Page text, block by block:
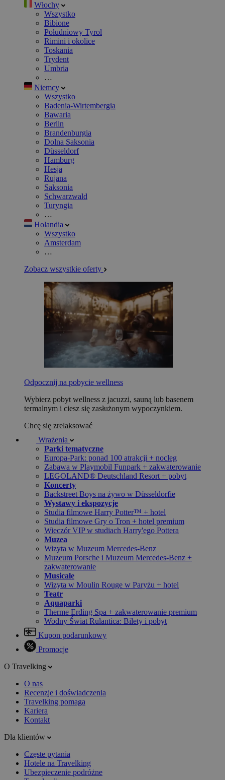
Włochy
Wszystko
Bibione
Południowy Tyrol
Rimini i okolice
Toskania
Trydent
Umbria
…
Niemcy
Wszystko
Badenia-Wirtembergia
Bawaria
Berlin
Brandenburgia
Dolna Saksonia
Düsseldorf
Hamburg
Hesja
Rujana
Saksonia
Schwarzwald
Turyngia
…
Holandia
Wszystko
Amsterdam
…
Zobacz wszystkie oferty
Odpocznij na pobycie wellness
Wybierz pobyt wellness z jacuzzi, sauną lub basenem
termalnym i ciesz się zasłużonym wypoczynkiem.
Chcę się zrelaksować
Wrażenia
Parki tematyczne
Europa-Park: ponad 100 atrakcji + nocleg
Zabawa w Playmobil Funpark + zakwaterowanie
LEGOLAND® Deutschland Resort + pobyt
Koncerty
Backstreet Boys na żywo w Düsseldorfie
Wystawy i ekspozycje
Studia filmowe Harry Potter™ + hotel
Studia filmowe Gry o Tron + hotel premium
Wieczór VIP w studiach Harry'ego Pottera
Muzea
Wizyta w Muzeum Mercedes-Benz
Muzeum Porsche i Muzeum Mercedes-Benz +
zakwaterowanie
Musicale
Wizyta w Moulin Rouge w Paryżu + hotel
Teatr
Aquaparki
Therme Erding Spa + zakwaterowanie premium
Wodny Świat Rulantica: Bilety i pobyt
Kupon podarunkowy
Promocje
O Travelking
O nas
Recenzje i doświadczenia
Travelking pomaga
Kariera
Kontakt
Dla klientów
Częste pytania
Hotele na Travelking
Ubezpieczenie podróżne